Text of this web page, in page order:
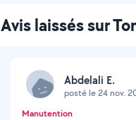
Avis laissés sur
Abdelali E.
posté le 24 nov.
Manutention